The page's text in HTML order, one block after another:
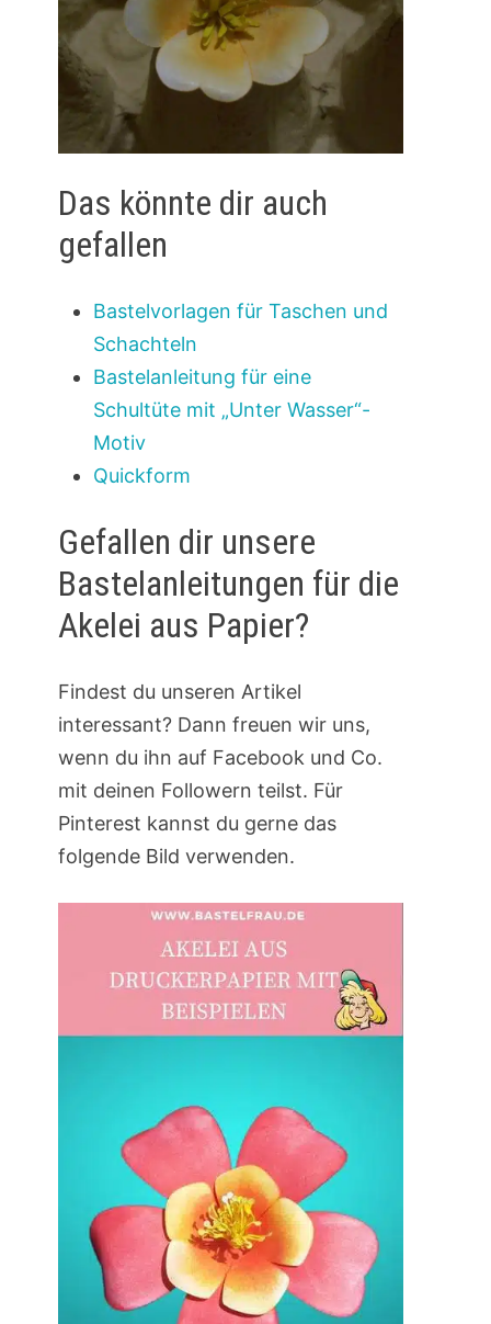
Das könnte dir auch
gefallen
Bastelvorlagen für Taschen und
Schachteln
Bastelanleitung für eine
Schultüte mit „Unter Wasser“-
Motiv
Quickform
Gefallen dir unsere
Bastelanleitungen für die
Akelei aus Papier?
Findest du unseren Artikel
interessant? Dann freuen wir uns,
wenn du ihn auf Facebook und Co.
mit deinen Followern teilst. Für
Pinterest kannst du gerne das
folgende Bild verwenden.